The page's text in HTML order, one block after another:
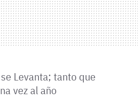
Levanta; tanto que
vez al año